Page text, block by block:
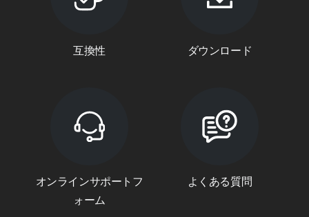
互換性 ダウンロード
オンラインサポートフ
ォーム
よくある質問